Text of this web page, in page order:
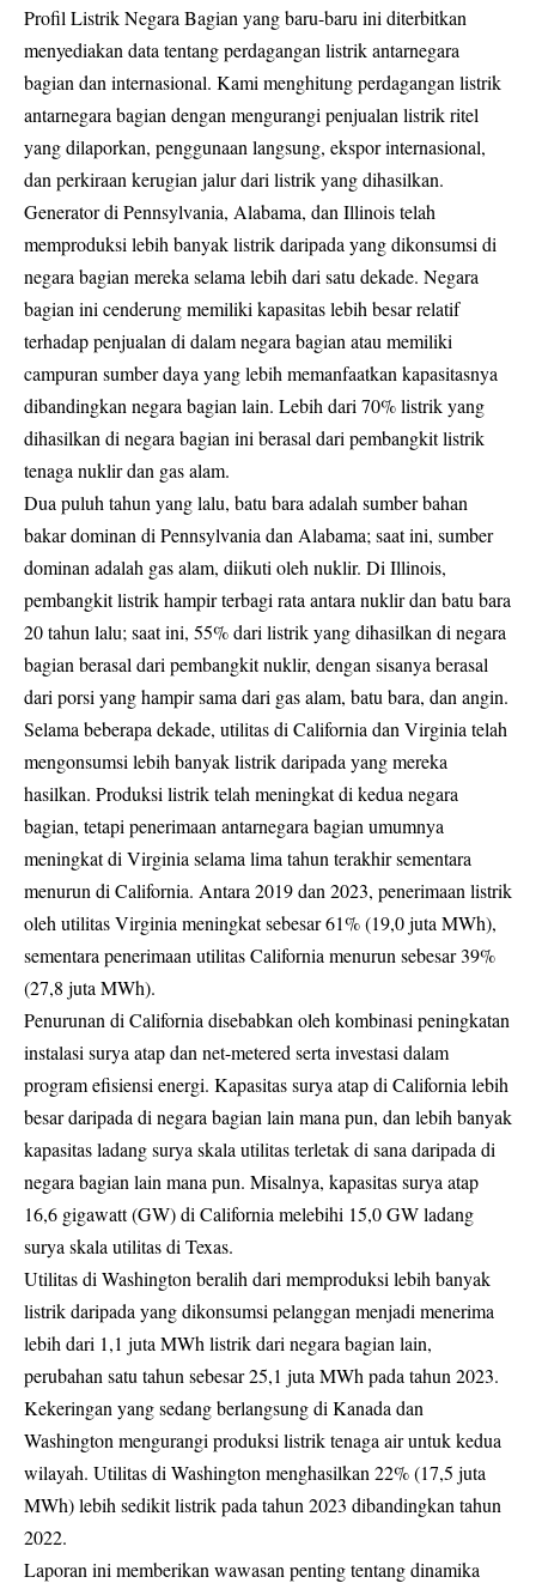
Profil Listrik Negara Bagian yang baru-baru ini diterbitkan
menyediakan data tentang perdagangan listrik antarnegara
bagian dan internasional. Kami menghitung perdagangan listrik
antarnegara bagian dengan mengurangi penjualan listrik ritel
yang dilaporkan, penggunaan langsung, ekspor internasional,
dan perkiraan kerugian jalur dari listrik yang dihasilkan.
Generator di Pennsylvania, Alabama, dan Illinois telah
memproduksi lebih banyak listrik daripada yang dikonsumsi di
negara bagian mereka selama lebih dari satu dekade. Negara
bagian ini cenderung memiliki kapasitas lebih besar relatif
terhadap penjualan di dalam negara bagian atau memiliki
campuran sumber daya yang lebih memanfaatkan kapasitasnya
dibandingkan negara bagian lain. Lebih dari 70% listrik yang
dihasilkan di negara bagian ini berasal dari pembangkit listrik
tenaga nuklir dan gas alam.
Dua puluh tahun yang lalu, batu bara adalah sumber bahan
bakar dominan di Pennsylvania dan Alabama; saat ini, sumber
dominan adalah gas alam, diikuti oleh nuklir. Di Illinois,
pembangkit listrik hampir terbagi rata antara nuklir dan batu bara
20 tahun lalu; saat ini, 55% dari listrik yang dihasilkan di negara
bagian berasal dari pembangkit nuklir, dengan sisanya berasal
dari porsi yang hampir sama dari gas alam, batu bara, dan angin.
Selama beberapa dekade, utilitas di California dan Virginia telah
mengonsumsi lebih banyak listrik daripada yang mereka
hasilkan. Produksi listrik telah meningkat di kedua negara
bagian, tetapi penerimaan antarnegara bagian umumnya
meningkat di Virginia selama lima tahun terakhir sementara
menurun di California. Antara 2019 dan 2023, penerimaan listrik
oleh utilitas Virginia meningkat sebesar 61% (19,0 juta MWh),
sementara penerimaan utilitas California menurun sebesar 39%
(27,8 juta MWh).
Penurunan di California disebabkan oleh kombinasi peningkatan
instalasi surya atap dan net-metered serta investasi dalam
program efisiensi energi. Kapasitas surya atap di California lebih
besar daripada di negara bagian lain mana pun, dan lebih banyak
kapasitas ladang surya skala utilitas terletak di sana daripada di
negara bagian lain mana pun. Misalnya, kapasitas surya atap
16,6 gigawatt (GW) di California melebihi 15,0 GW ladang
surya skala utilitas di Texas.
Utilitas di Washington beralih dari memproduksi lebih banyak
listrik daripada yang dikonsumsi pelanggan menjadi menerima
lebih dari 1,1 juta MWh listrik dari negara bagian lain,
perubahan satu tahun sebesar 25,1 juta MWh pada tahun 2023.
Kekeringan yang sedang berlangsung di Kanada dan
Washington mengurangi produksi listrik tenaga air untuk kedua
wilayah. Utilitas di Washington menghasilkan 22% (17,5 juta
MWh) lebih sedikit listrik pada tahun 2023 dibandingkan tahun
2022.
Laporan ini memberikan wawasan penting tentang dinamika